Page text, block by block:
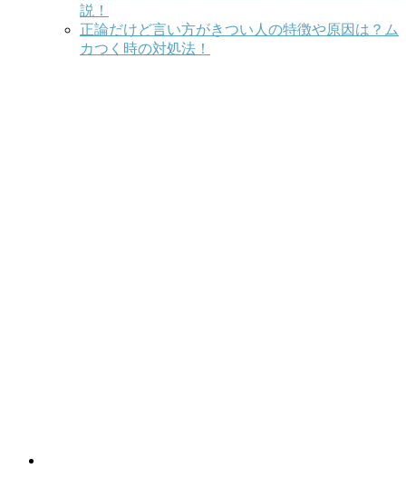
説！
正論だけど言い方がきつい人の特徴や原因は？ム
カつく時の対処法！